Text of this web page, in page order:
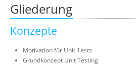
Gliederung
Konzepte
Motivation für Unit Tests
Grundkonzept Unit Testing